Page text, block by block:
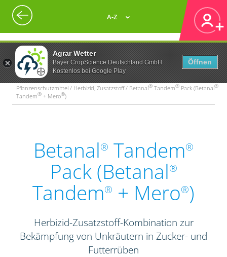
Agrar Wetter
Bayer CropScience Deutschland GmbH
Kostenlos bei Google Play
Öffnen
A-Z
Pflanzenschutzmittel / Herbizid, Zusatzstoff / Betanal® Tandem® Pack (Betanal®
Tandem® + Mero®)
Betanal® Tandem®
Pack (Betanal®
Tandem® + Mero®)
Herbizid-Zusatzstoff-Kombination zur
Bekämpfung von Unkräutern in Zucker- und
Futterrüben